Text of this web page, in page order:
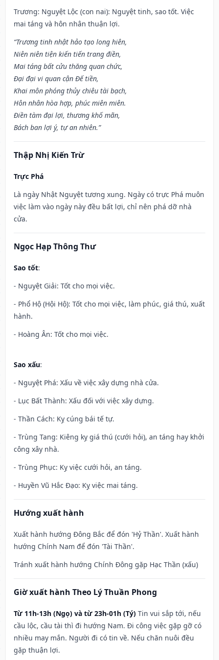
Trương: Nguyệt Lộc (con nai): Nguyệt tinh, sao tốt. Việc
mai táng và hôn nhân thuận lợi.
“Trương tinh nhật hảo tạo long hiên,
Niên niên tiện kiến tiến trang điền,
Mai táng bất cửu thăng quan chức,
Đại đại vi quan cận Đế tiền,
Khai môn phóng thủy chiêu tài bạch,
Hôn nhân hòa hợp, phúc miên miên.
Điền tàm đại lợi, thương khố mãn,
Bách ban lợi ý, tự an nhiên.”
Thập Nhị Kiến Trừ
Trực Phá
Là ngày Nhật Nguyệt tương xung. Ngày có trực Phá muôn
việc làm vào ngày này đều bất lợi, chỉ nên phá dỡ nhà
cửa.
Ngọc Hạp Thông Thư
Sao tốt:
- Nguyệt Giải: Tốt cho mọi việc.
- Phổ Hộ (Hội Hộ): Tốt cho mọi việc, làm phúc, giá thú, xuất
hành.
- Hoàng Ân: Tốt cho mọi việc.
Sao xấu:
- Nguyệt Phá: Xấu về việc xây dựng nhà cửa.
- Lục Bất Thành: Xấu đối với việc xây dựng.
- Thần Cách: Kỵ cúng bái tế tự.
- Trùng Tang: Kiêng kỵ giá thú (cưới hỏi), an táng hay khởi
công xây nhà.
- Trùng Phục: Kỵ việc cưới hỏi, an táng.
- Huyền Vũ Hắc Đạo: Kỵ việc mai táng.
Hướng xuất hành
Xuất hành hướng Đông Bắc để đón 'Hỷ Thần'. Xuất hành
hướng Chính Nam để đón 'Tài Thần'.
Tránh xuất hành hướng Chính Đông gặp Hạc Thần (xấu)
Giờ xuất hành Theo Lý Thuần Phong
Từ 11h-13h (Ngọ) và từ 23h-01h (Tý) Tin vui sắp tới, nếu
cầu lộc, cầu tài thì đi hướng Nam. Đi công việc gặp gỡ có
nhiều may mắn. Người đi có tin về. Nếu chăn nuôi đều
gặp thuận lợi.